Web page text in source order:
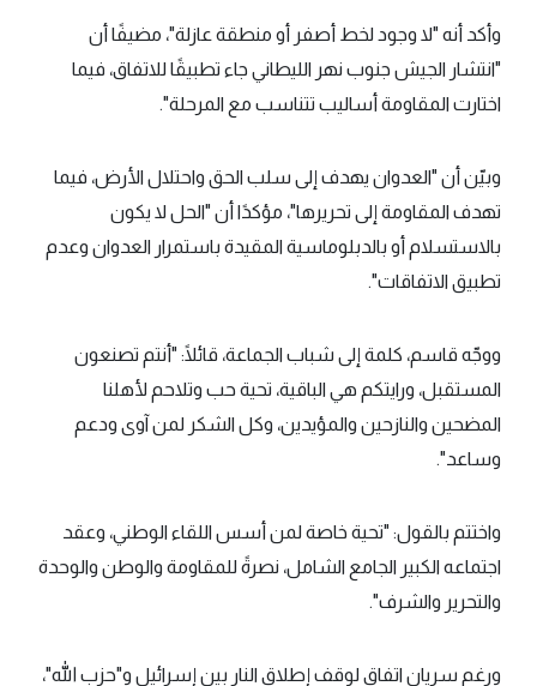
وأكد أنه "لا وجود لخط أصفر أو منطقة عازلة"، مضيفًا أن
"انتشار الجيش جنوب نهر الليطاني جاء تطبيقًا للاتفاق، فيما
اختارت المقاومة أساليب تتناسب مع المرحلة".
وبيّن أن "العدوان يهدف إلى سلب الحق واحتلال الأرض، فيما
تهدف المقاومة إلى تحريرها"، مؤكدًا أن "الحل لا يكون
بالاستسلام أو بالدبلوماسية المقيدة باستمرار العدوان وعدم
تطبيق الاتفاقات".
ووجّه قاسم، كلمة إلى شباب الجماعة، قائلًا: "أنتم تصنعون
المستقبل، ورايتكم هي الباقية، تحية حب وتلاحم لأهلنا
المضحين والنازحين والمؤيدين، وكل الشكر لمن آوى ودعم
وساعد".
واختتم بالقول: "تحية خاصة لمن أسس اللقاء الوطني، وعقد
اجتماعه الكبير الجامع الشامل، نصرةً للمقاومة والوطن والوحدة
والتحرير والشرف".
ورغم سريان اتفاق لوقف إطلاق النار بين إسرائيل و"حزب الله"،